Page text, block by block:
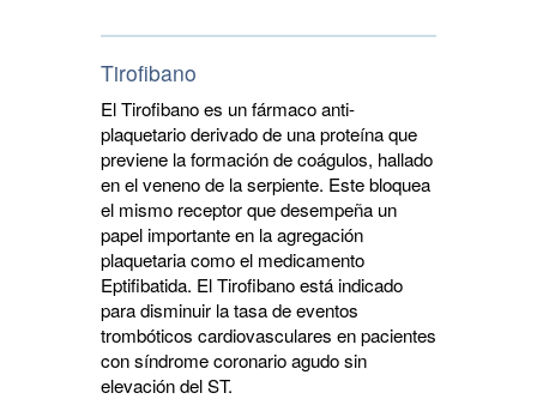
Tirofibano
El Tirofibano es un fármaco anti-
plaquetario derivado de una proteína que
previene la formación de coágulos, hallado
en el veneno de la serpiente. Este bloquea
el mismo receptor que desempeña un
papel importante en la agregación
plaquetaria como el medicamento
Eptifibatida. El Tirofibano está indicado
para disminuir la tasa de eventos
trombóticos cardiovasculares en pacientes
con síndrome coronario agudo sin
elevación del ST.